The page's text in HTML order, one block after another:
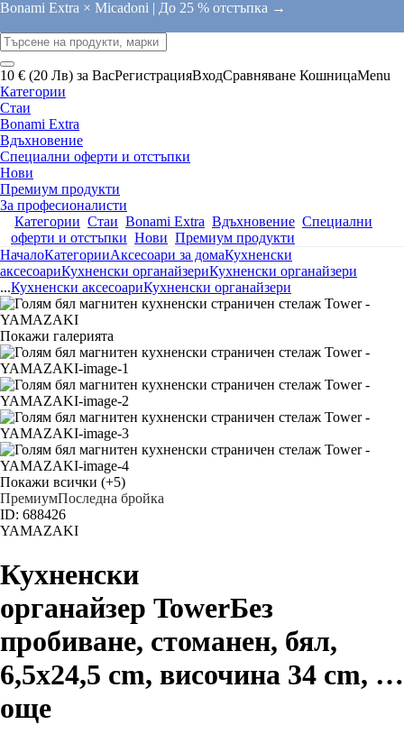
Bonami Extra × Micadoni | До 25 % отстъпка →
10 € (20 Лв) за ВасРегистрацияВходСравняване КошницаMenu
Категории
Стаи
Bonami Extra
Вдъхновение
Специални оферти и отстъпки
Нови
Премиум продукти
За професионалисти
Категории Стаи Bonami Extra Вдъхновение Специални
оферти и отстъпки Нови Премиум продукти
НачалоКатегорииАксесоари за домаКухненски
аксесоариКухненски органайзериКухненски органайзери
...Кухненски аксесоариКухненски органайзери
Покажи галерията
Покажи всички (+5)
ПремиумПоследна бройка
ID: 688426
YAMAZAKI
Кухненски
органайзер TowerБез
пробиване, стоманен, бял,
6,5x24,5 cm, височина 34 cm, …
още